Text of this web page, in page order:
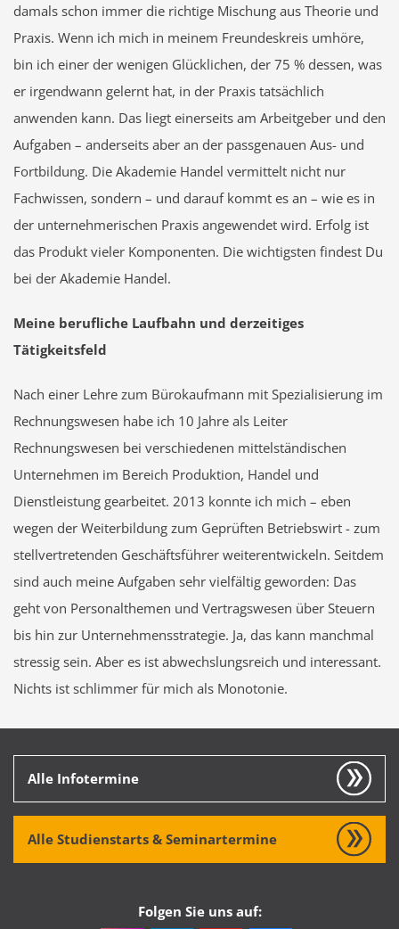
damals schon immer die richtige Mischung aus Theorie und
Praxis. Wenn ich mich in meinem Freundeskreis umhöre,
bin ich einer der wenigen Glücklichen, der 75 % dessen, was
er irgendwann gelernt hat, in der Praxis tatsächlich
anwenden kann. Das liegt einerseits am Arbeitgeber und den
Aufgaben – anderseits aber an der passgenauen Aus- und
Fortbildung. Die Akademie Handel vermittelt nicht nur
Fachwissen, sondern – und darauf kommt es an – wie es in
der unternehmerischen Praxis angewendet wird. Erfolg ist
das Produkt vieler Komponenten. Die wichtigsten findest Du
bei der Akademie Handel.
Meine berufliche Laufbahn und derzeitiges
Tätigkeitsfeld
Nach einer Lehre zum Bürokaufmann mit Spezialisierung im
Rechnungswesen habe ich 10 Jahre als Leiter
Rechnungswesen bei verschiedenen mittelständischen
Unternehmen im Bereich Produktion, Handel und
Dienstleistung gearbeitet. 2013 konnte ich mich – eben
wegen der Weiterbildung zum Geprüften Betriebswirt - zum
stellvertretenden Geschäftsführer weiterentwickeln. Seitdem
sind auch meine Aufgaben sehr vielfältig geworden: Das
geht von Personalthemen und Vertragswesen über Steuern
bis hin zur Unternehmensstrategie. Ja, das kann manchmal
stressig sein. Aber es ist abwechslungsreich und interessant.
Nichts ist schlimmer für mich als Monotonie.
Alle Infotermine
Alle Studienstarts & Seminartermine
Folgen Sie uns auf: